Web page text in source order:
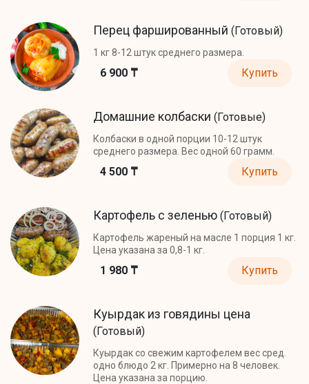
Перец фаршированный (Готовый)
1 кг 8-12 штук среднего размера.
6 900 ₸ Купить
Домашние колбаски (Готовые)
Колбаски в одной порции 10-12 штук
среднего размера. Вес одной 60 грамм.
4 500 ₸ Купить
Картофель с зеленью (Готовый)
Картофель жареный на масле 1 порция 1 кг.
Цена указана за 0,8-1 кг.
1 980 ₸ Купить
Куырдак из говядины цена
(Готовый)
Куырдак со свежим картофелем вес сред.
одно блюдо 2 кг. Примерно на 8 человек.
Цена указана за порцию.